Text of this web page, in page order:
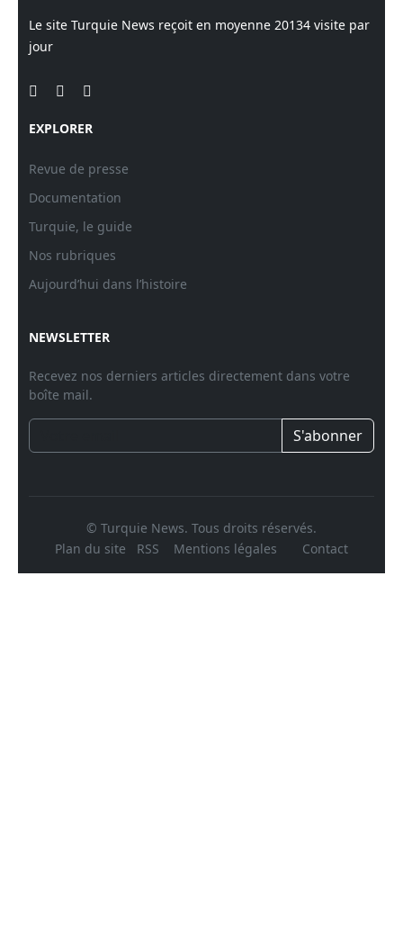
Le site Turquie News reçoit en moyenne 20134 visite par
jour
EXPLORER
Revue de presse
Documentation
Turquie, le guide
Nos rubriques
Aujourd’hui dans l’histoire
NEWSLETTER
Recevez nos derniers articles directement dans votre
boîte mail.
S'abonner
© Turquie News. Tous droits réservés.
Plan du site
RSS Mentions légales Contact